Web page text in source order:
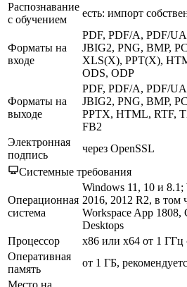
Распознавание
с обучением
есть: импорт
Форматы на
входе
PDF, PDF/A, PDF/
JBIG2, PNG, BMP,
XLS(X), PPT(X),
ODS, ODP
Форматы на
выходе
PDF, PDF/A, PDF/
JBIG2, PNG, BMP,
PPTX, HTML, RTF,
FB2
Электронная
подпись
через OpenSSL
Системные требования
Операционная
система
Windows 11, 10 и 8.1;
2016, 2012 R2, в том
Workspace App
Desktops
Процессор
x86 или x64 от 1 ГГц
Оперативная
память
от 1 ГБ,